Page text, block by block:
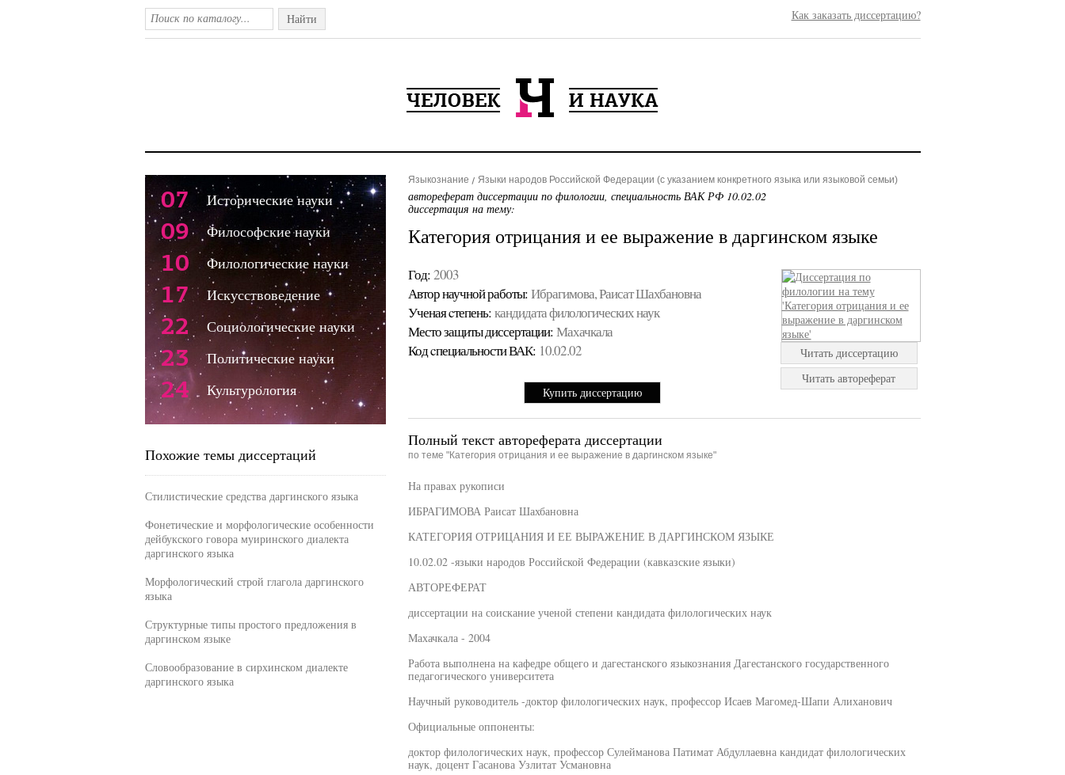
Найти Как заказать диссертацию?
Языкознание Языки народов Российской Федерации (с указанием конкретного языка или языковой семьи)
автореферат диссертации по филологии, специальность ВАК РФ 10.02.02
диссертация на тему:
Категория отрицания и ее выражение в даргинском языке
Год: 2003
Автор научной работы: Ибрагимова, Раисат Шахбановна
Ученая cтепень: кандидата филологических наук
Место защиты диссертации: Махачкала
Код cпециальности ВАК: 10.02.02
Купить диссертацию
Читать диссертацию
Читать автореферат
Полный текст автореферата диссертации
по теме "Категория отрицания и ее выражение в даргинском языке"
На правах рукописи
ИБРАГИМОВА Раисат Шахбановна
КАТЕГОРИЯ ОТРИЦАНИЯ И ЕЕ ВЫРАЖЕНИЕ В ДАРГИНСКОМ ЯЗЫКЕ
10.02.02 -языки народов Российской Федерации (кавказские языки)
АВТОРЕФЕРАТ
диссертации на соискание ученой степени кандидата филологических наук
Махачкала - 2004
Работа выполнена на кафедре общего и дагестанского языкознания Дагестанского государственного
педагогического университета
Научный руководитель -доктор филологических наук, профессор Исаев Магомед-Шапи Алиханович
Официальные оппоненты:
доктор филологических наук, профессор Сулейманова Патимат Абдуллаевна кандидат филологических
наук, доцент Гасанова Узлитат Усмановна
07 Исторические науки
09 Философские науки
10 Филологические науки
17 Искусствоведение
22 Социологические науки
23 Политические науки
24 Культурология
Похожие темы диссертаций
Стилистические средства даргинского языка
Фонетические и морфологические особенности
дейбукского говора муиринского диалекта
даргинского языка
Морфологический строй глагола даргинского
языка
Структурные типы простого предложения в
даргинском языке
Словообразование в сирхинском диалекте
даргинского языка